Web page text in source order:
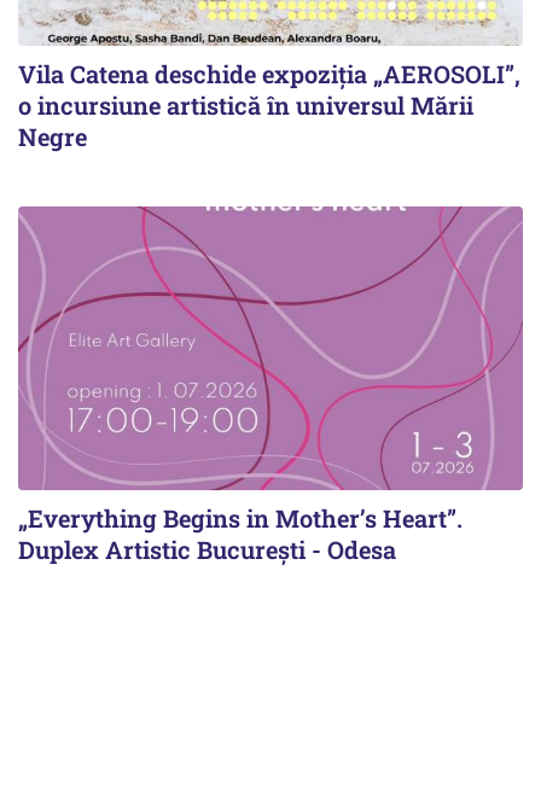
Vila Catena deschide expoziția „AEROSOLI”,
o incursiune artistică în universul Mării
Negre
„Everything Begins in Mother’s Heart”.
Duplex Artistic București - Odesa